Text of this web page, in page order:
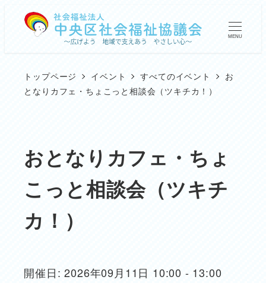
MENU
トップページ イベント すべてのイベント
お
となりカフェ・ちょこっと相談会（ツキチカ！）
おとなりカフェ・ちょ
こっと相談会（ツキチ
カ！）
開催日: 2026年09月11日 10:00 - 13:00